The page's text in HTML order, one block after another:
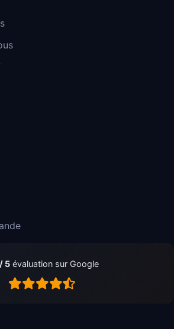
5 évaluation sur Google